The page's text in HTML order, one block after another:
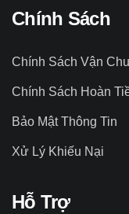
Chính Sách
Chính Sách Vận
Chính Sách Hoàn
Bảo Mật Thông Tin
Xử Lý Khiếu Nại
Hỗ Trợ